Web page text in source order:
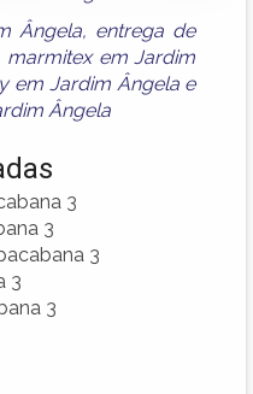
Ângela, entrega de
marmitex em Jardim
em Jardim Ângelae
Ângela
3
3
3
3
3